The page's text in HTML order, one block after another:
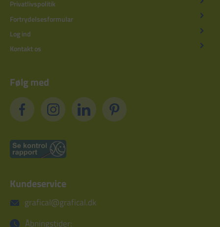
Privatlivspolitik
Fortrydelsesformular
Log ind
Kontakt os
Følg med
Kundeservice
grafical@grafical.dk
Åbningstider: